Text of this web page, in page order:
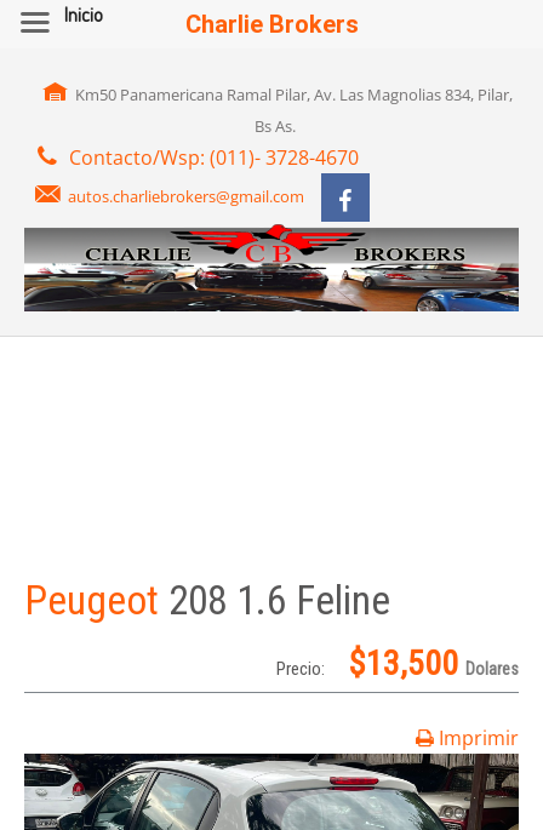
Km50 Panamericana Ramal Pilar, Av. Las Magnolias 834, Pilar,
Bs As.
Contacto/Wsp: (011)- 3728-4670
autos.charliebrokers@gmail.com
Peugeot 208 1.6 Feline
Precio: $13,500 Dolares
Imprimir
Inicio Charlie Brokers